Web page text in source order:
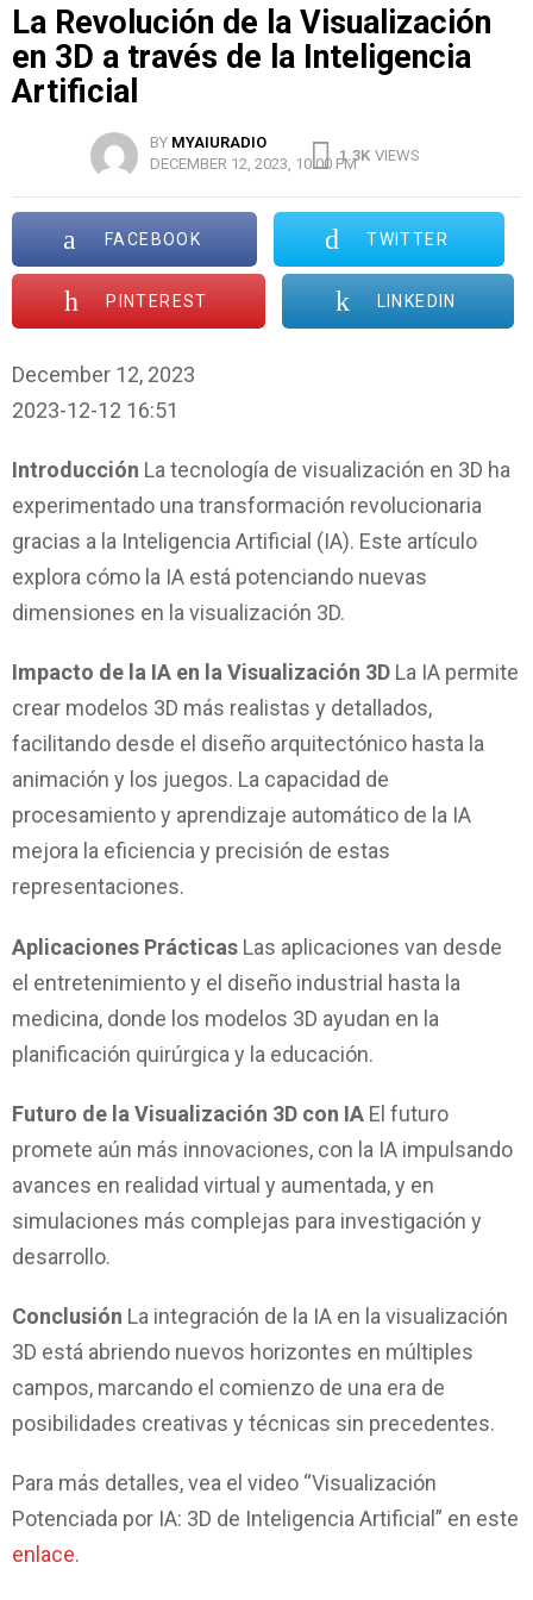
La Revolución de la Visualización
en 3D a través de la Inteligencia
Artificial
BY MYAIURADIO
DECEMBER 12, 2023, 10:00 PM1.3K VIEWS
FACEBOOK TWITTER
PINTEREST LINKEDIN
December 12, 2023
2023-12-12 16:51
L
R
e
v
o
l
c
i
ó
d
e
l
a
V
s
u
a
i
a
c
i
n
e
3
D
a
t
r
v
é
s
d
Introducción La tecnología de visualización en 3D ha
experimentado una transformación revolucionaria
gracias a la Inteligencia Artificial (IA). Este artículo
explora cómo la IA está potenciando nuevas
dimensiones en la visualización 3D.
Impacto de la IA en la Visualización 3D La IA permite
crear modelos 3D más realistas y detallados,
facilitando desde el diseño arquitectónico hasta la
animación y los juegos. La capacidad de
procesamiento y aprendizaje automático de la IA
mejora la eficiencia y precisión de estas
representaciones.
Aplicaciones Prácticas Las aplicaciones van desde
el entretenimiento y el diseño industrial hasta la
medicina, donde los modelos 3D ayudan en la
planificación quirúrgica y la educación.
Futuro de la Visualización 3D con IA El futuro
promete aún más innovaciones, con la IA impulsando
avances en realidad virtual y aumentada, y en
simulaciones más complejas para investigación y
desarrollo.
Conclusión La integración de la IA en la visualización
3D está abriendo nuevos horizontes en múltiples
campos, marcando el comienzo de una era de
posibilidades creativas y técnicas sin precedentes.
Para más detalles, vea el video “Visualización
Potenciada por IA: 3D de Inteligencia Artificial” en este
enlace.